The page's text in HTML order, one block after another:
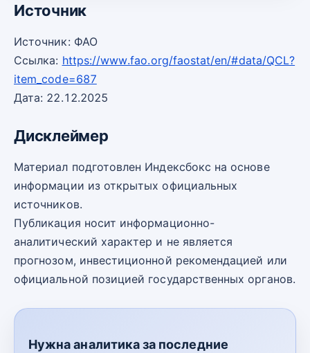
Источник
Источник: ФАО
Ссылка: https://www.fao.org/faostat/en/#data/QCL?
item_code=687
Дата: 22.12.2025
Дисклеймер
Материал подготовлен Индексбокс на основе
информации из открытых официальных
источников.
Публикация носит информационно-
аналитический характер и не является
прогнозом, инвестиционной рекомендацией или
официальной позицией государственных органов.
Нужна аналитика за последние